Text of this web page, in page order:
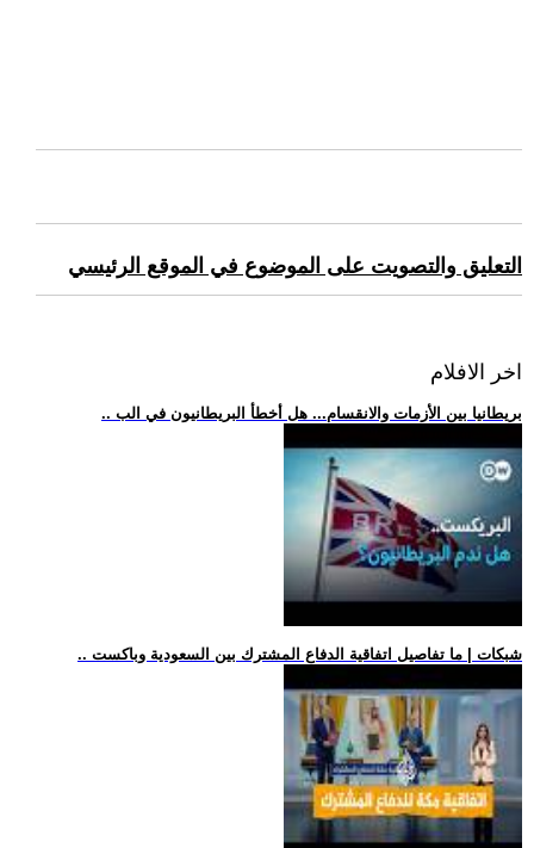
التعليق والتصويت على الموضوع في الموقع الرئيسي
اخر الافلام
.. بريطانيا بين الأزمات والانقسام... هل أخطأ البريطانيون في الب
.. شبكات | ما تفاصيل اتفاقية الدفاع المشترك بين السعودية وباكست